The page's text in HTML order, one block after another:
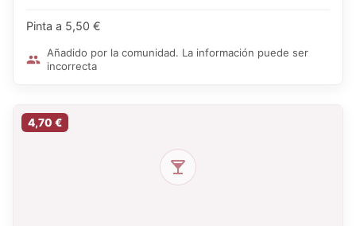
Pinta a 5,50 €
Añadido por la comunidad. La información puede ser
incorrecta
4,70 €